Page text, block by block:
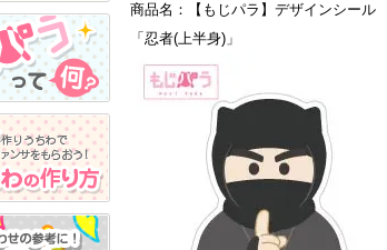
商品名：【もじパラ】デザインシール
「忍者(上半身)」